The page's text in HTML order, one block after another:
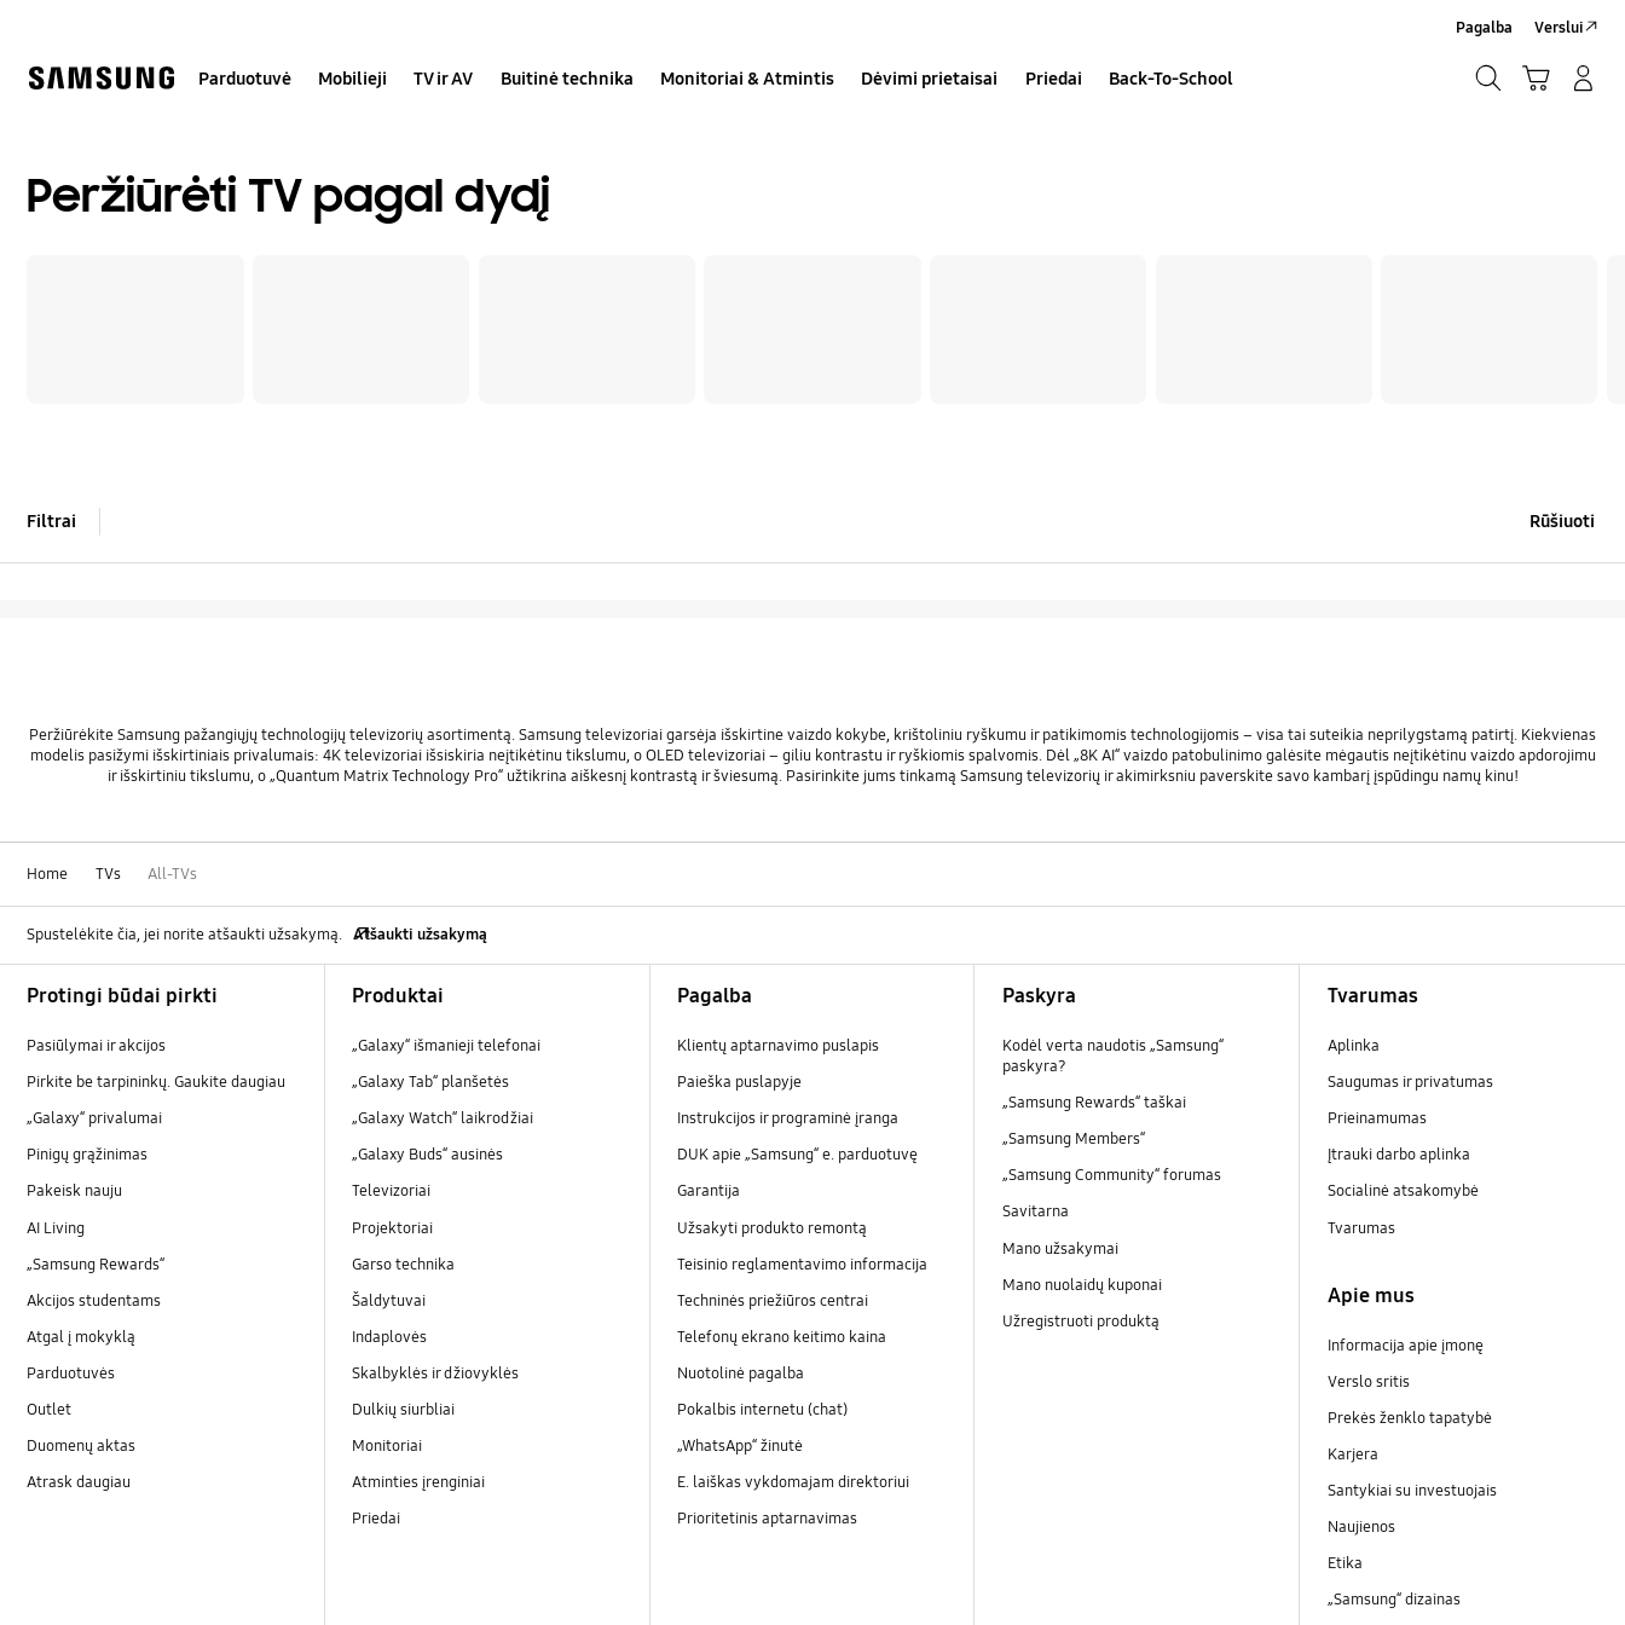
Parduotuvė Mobilieji TV ir AV Buitinė technika Monitoriai & Atmintis Dėvimi prietaisai Priedai Back-To-School
Pagalba Verslui
Peržiūrėti TV pagal dydį
Filtrai Rūšiuoti
Peržiūrėkite Samsung pažangiųjų technologijų televizorių asortimentą. Samsung televizoriai garsėja išskirtine vaizdo kokybe, krištoliniu ryškumu ir patikimomis technologijomis – visa tai suteikia neprilygstamą patirtį. Kiekvienas
modelis pasižymi išskirtiniais privalumais: 4K televizoriai išsiskiria neįtikėtinu tikslumu, o OLED televizoriai – giliu kontrastu ir ryškiomis spalvomis. Dėl „8K AI“ vaizdo patobulinimo galėsite mėgautis neįtikėtinu vaizdo apdorojimu
ir išskirtiniu tikslumu, o „Quantum Matrix Technology Pro“ užtikrina aiškesnį kontrastą ir šviesumą. Pasirinkite jums tinkamą Samsung televizorių ir akimirksniu paverskite savo kambarį įspūdingu namų kinu!
Home TVs All-TVs
Spustelėkite čia, jei norite atšaukti užsakymą. Atšaukti užsakymą
Protingi būdai pirkti
Pasiūlymai ir akcijos
Pirkite be tarpininkų. Gaukite daugiau
„Galaxy“ privalumai
Pinigų grąžinimas
Pakeisk nauju
AI Living
„Samsung Rewards“
Akcijos studentams
Atgal į mokyklą
Parduotuvės
Outlet
Duomenų aktas
Atrask daugiau
Produktai
„Galaxy“ išmanieji telefonai
„Galaxy Tab“ planšetės
„Galaxy Watch“ laikrodžiai
„Galaxy Buds“ ausinės
Televizoriai
Projektoriai
Garso technika
Šaldytuvai
Indaplovės
Skalbyklės ir džiovyklės
Dulkių siurbliai
Monitoriai
Atminties įrenginiai
Priedai
Pagalba
Klientų aptarnavimo puslapis
Paieška puslapyje
Instrukcijos ir programinė įranga
DUK apie „Samsung“ e. parduotuvę
Garantija
Užsakyti produkto remontą
Teisinio reglamentavimo informacija
Techninės priežiūros centrai
Telefonų ekrano keitimo kaina
Nuotolinė pagalba
Pokalbis internetu (chat)
„WhatsApp“ žinutė
E. laiškas vykdomajam direktoriui
Prioritetinis aptarnavimas
Paskyra
Kodėl verta naudotis „Samsung“
paskyra?
„Samsung Rewards“ taškai
„Samsung Members“
„Samsung Community“ forumas
Savitarna
Mano užsakymai
Mano nuolaidų kuponai
Užregistruoti produktą
Tvarumas
Aplinka
Saugumas ir privatumas
Prieinamumas
Įtrauki darbo aplinka
Socialinė atsakomybė
Tvarumas
Apie mus
Informacija apie įmonę
Verslo sritis
Prekės ženklo tapatybė
Karjera
Santykiai su investuojais
Naujienos
Etika
„Samsung“ dizainas